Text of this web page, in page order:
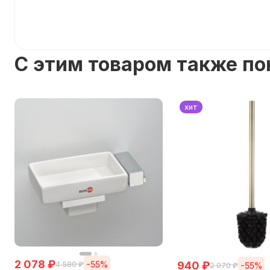
C этим товаром также
2 078 ₽4 580 ₽ -55%
хит
940 ₽2 070 ₽ -55%